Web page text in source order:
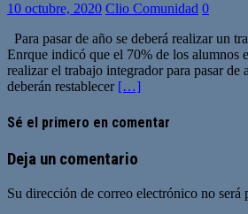
10 octubre, 2020 Clio Comunidad 0
Para pasar de año se deberá realizar un
Enrque indicó que el 70% de los alumnos
realizar el trabajo integrador para pasar de
deberán restablecer […]
Sé el primero en comentar
Deja un comentario
Su dirección de correo electrónico no será